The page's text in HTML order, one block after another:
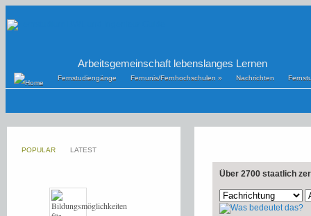
Arbeitsgemeinschaft lebenslanges Lernen
Fernstudiengänge Fernunis/Fernhochschulen » Nachrichten
Über 2700 staatlich
POPULAR LATEST